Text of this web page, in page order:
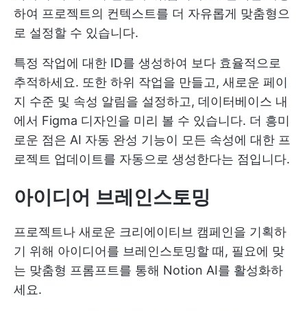
하여 프로젝트의 컨텍스트를 더 자유롭게 맞춤형으
로 설정할 수 있습니다.
특정 작업에 대한 ID를 생성하여 보다 효율적으로
추적하세요. 또한 하위 작업을 만들고, 새로운 페이
지 수준 및 속성 알림을 설정하고, 데이터베이스 내
에서 Figma 디자인을 미리 볼 수 있습니다. 더 흥미
로운 점은 AI 자동 완성 기능이 모든 속성에 대한 프
로젝트 업데이트를 자동으로 생성한다는 점입니다.
아이디어 브레인스토밍
프로젝트나 새로운 크리에이티브 캠페인을 기획하
기 위해 아이디어를 브레인스토밍할 때, 필요에 맞
는 맞춤형 프롬프트를 통해 Notion AI를 활성화하
세요.